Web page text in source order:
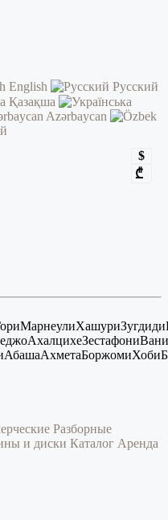
English
Русский
Қазақша
Azərbaycan
$
₾
МарнеулиХашуриЗугдиди
АхалцихеЗестафониВани
АбашаАхметаБоржомиХоби
Разборные
и диски Каталог Аренда